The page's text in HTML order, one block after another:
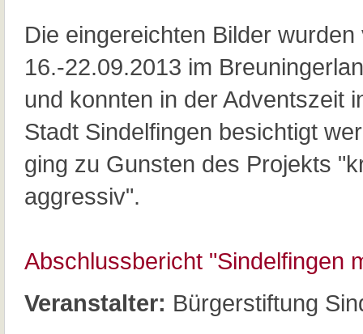
Die eingereichten Bilder wurden
16.-22.09.2013 im
und konnten in der Adventszeit
Stadt Sindelfingen besichtigt
ging zu Gunsten des Projekts
aggressiv".
Abschlussbericht "Sindelfingen
Veranstalter: Bürgerstiftung